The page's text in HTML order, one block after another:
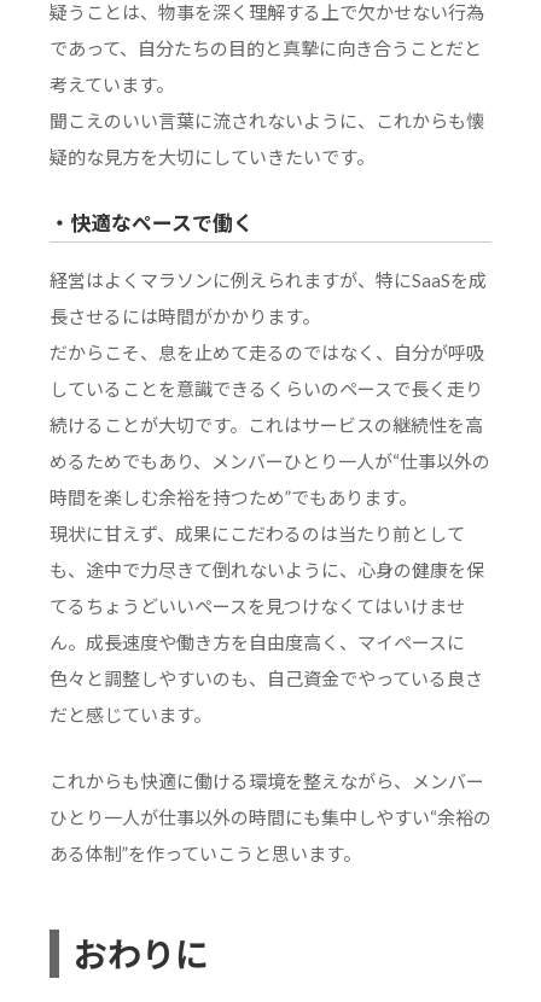
疑うことは、物事を深く理解する上で欠かせない行為
であって、自分たちの目的と真摯に向き合うことだと
考えています。
聞こえのいい言葉に流されないように、これからも懐
疑的な見方を大切にしていきたいです。
・快適なペースで働く
経営はよくマラソンに例えられますが、特にSaaSを成
長させるには時間がかかります。
だからこそ、息を止めて走るのではなく、自分が呼吸
していることを意識できるくらいのペースで長く走り
続けることが大切です。これはサービスの継続性を高
めるためでもあり、メンバーひとり一人が“仕事以外の
時間を楽しむ余裕を持つため”でもあります。
現状に甘えず、成果にこだわるのは当たり前として
も、途中で力尽きて倒れないように、心身の健康を保
てるちょうどいいペースを見つけなくてはいけませ
ん。成長速度や働き方を自由度高く、マイペースに
色々と調整しやすいのも、自己資金でやっている良さ
だと感じています。
これからも快適に働ける環境を整えながら、メンバー
ひとり一人が仕事以外の時間にも集中しやすい“余裕の
ある体制”を作っていこうと思います。
おわりに